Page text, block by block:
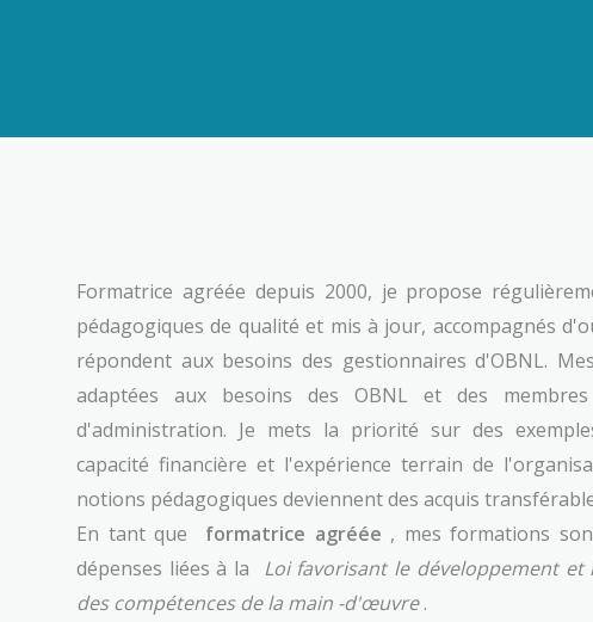
Formatrice agréée depuis 2000, je propose
pédagogiques de qualité et mis à jour, accompagnés
répondent aux besoins des gestionnaires d'OBNL.
adaptées aux besoins des OBNL et des
d'administration. Je mets la priorité sur des
capacité financière et l'expérience terrain de
notions pédagogiques deviennent des acquis
En tant que formatrice agréée , mes formations
dépenses liées à la Loi favorisant le développement et
des compétences de la main -d'œuvre.